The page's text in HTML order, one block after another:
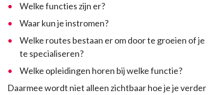
Welke functies zijn er?
Waar kun je instromen?
Welke routes bestaan er om door te groeien of je
te specialiseren?
Welke opleidingen horen bij welke functie?
Daarmee wordt niet alleen zichtbaar hoe je je verder